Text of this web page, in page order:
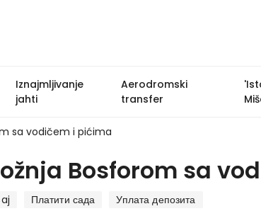
Iznajmljivanje
jahti
Aerodromski
transfer
sa vodičem i pićima
Bosforom sa
Платити сада Уплата депозита